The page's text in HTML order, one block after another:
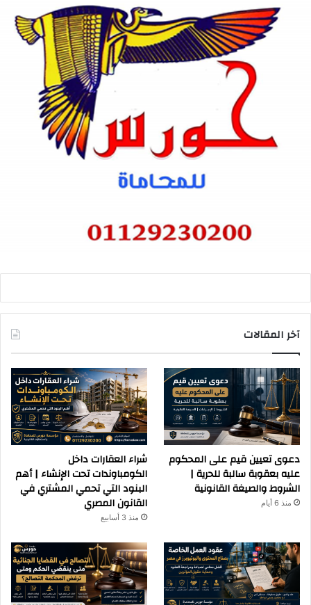
آخر المقالات
دعوى تعيين قيم على المحكوم
عليه بعقوبة سالبة للحرية |
الشروط والصيغة القانونية
منذ 6 أيام
شراء العقارات داخل
الكومباوندات تحت الإنشاء | أهم
البنود التي تحمي المشتري في
القانون المصري
منذ 3 أسابيع